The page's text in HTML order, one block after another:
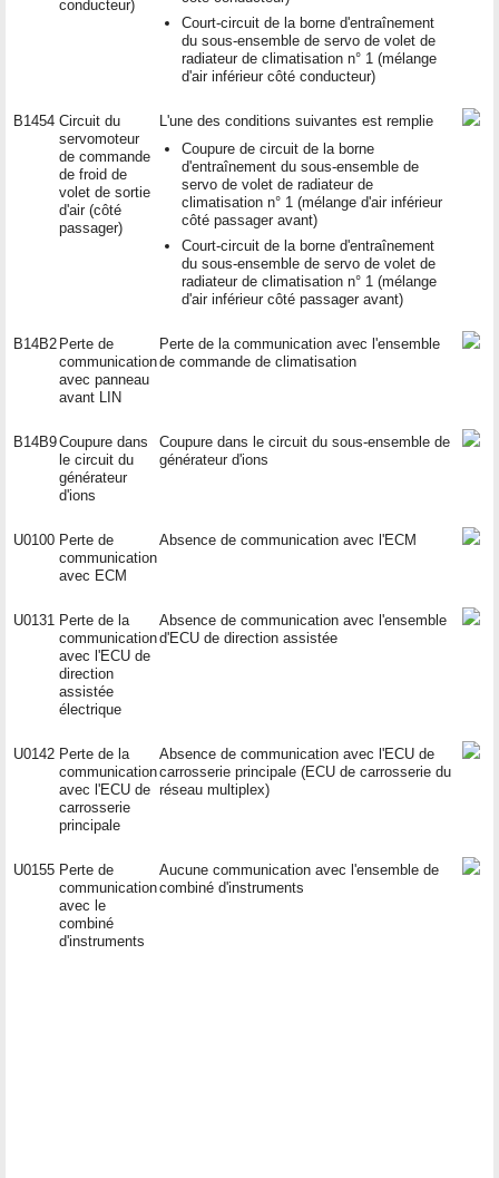
conducteur)
Court-circuit de la borne d'entraînement
du sous-ensemble de servo de volet de
radiateur de climatisation n° 1 (mélange
d'air inférieur côté conducteur)
B1454 Circuit du
servomoteur
de commande
de froid de
volet de sortie
d'air (côté
passager)
L'une des conditions suivantes est remplie
Coupure de circuit de la borne
d'entraînement du sous-ensemble de
servo de volet de radiateur de
climatisation n° 1 (mélange d'air inférieur
côté passager avant)
Court-circuit de la borne d'entraînement
du sous-ensemble de servo de volet de
radiateur de climatisation n° 1 (mélange
d'air inférieur côté passager avant)
B14B2 Perte de
communication
avec panneau
avant LIN
Perte de la communication avec l'ensemble
de commande de climatisation
B14B9Coupure dans
le circuit du
générateur
d'ions
Coupure dans le circuit du sous-ensemble de
générateur d'ions
U0100 Perte de
communication
avec ECM
Absence de communication avec l'ECM
U0131 Perte de la
communication
avec l'ECU de
direction
assistée
électrique
Absence de communication avec l'ensemble
d'ECU de direction assistée
U0142 Perte de la
communication
avec l'ECU de
carrosserie
principale
Absence de communication avec l'ECU de
carrosserie principale (ECU de carrosserie du
réseau multiplex)
U0155 Perte de
communication
avec le
combiné
d'instruments
Aucune communication avec l'ensemble de
combiné d'instruments